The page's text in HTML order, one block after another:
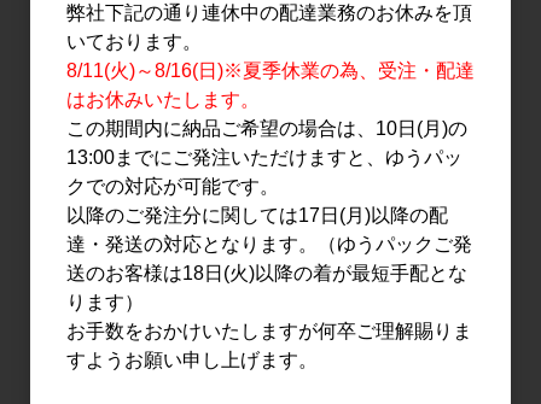
1,200円 2,300円
日本酒
上喜元 特別純米 うすにご
り生酒 720ml
日本酒
上喜元 特別純米 うすにご
り生酒 1.8L
弊社下記の通り連休中の配達業務のお休みを頂
いております。
8/11(火)～8/16(日)※夏季休業の為、受注・配達
はお休みいたします。
この期間内に納品ご希望の場合は、10日(月)の
13:00までにご発注いただけますと、ゆうパッ
クでの対応が可能です。
以降のご発注分に関しては17日(月)以降の配
達・発送の対応となります。（ゆうパックご発
送のお客様は18日(火)以降の着が最短手配とな
ります）
お手数をおかけいたしますが何卒ご理解賜りま
すようお願い申し上げます。